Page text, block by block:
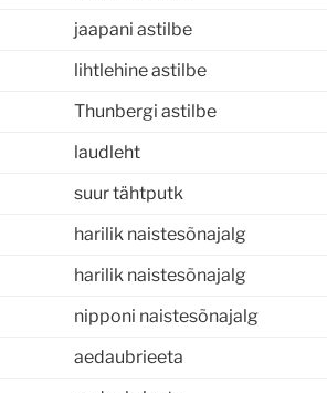
jaapani astilbe
lihtlehine astilbe
Thunbergi astilbe
laudleht
suur tähtputk
harilik naistesõnajalg
harilik naistesõnajalg
nipponi naistesõnajalg
aedaubrieeta